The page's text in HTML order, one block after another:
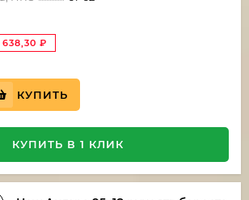
638,30 ₽
КУПИТЬ
КУПИТЬ В 1 КЛИК